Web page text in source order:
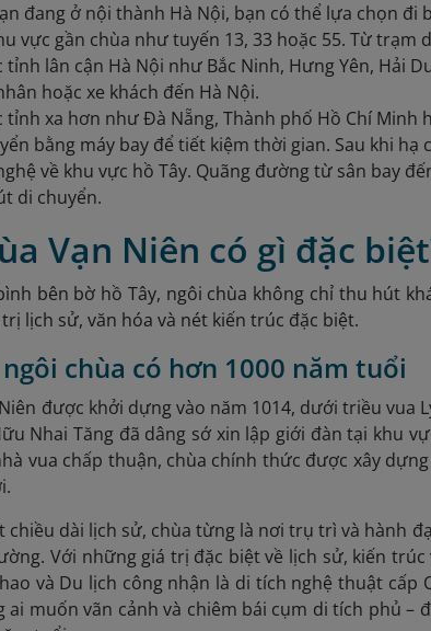
đang ở nội thành Hà Nội, bạn có thể lựa chọn đi
vực gần chùa như tuyến 13, 33 hoặc 55. Từ
tỉnh lân cận Hà Nội như Bắc Ninh, Hưng Yên, Hải
hoặc xe khách đến Hà Nội.
tỉnh xa hơn như Đà Nẵng, Thành phố Hồ Chí
bằng máy bay để tiết kiệm thời gian. Sau khi
về khu vực hồ Tây. Quãng đường từ sân bay
di chuyển.
Vạn Niên có gì đặc
bên bờ hồ Tây, ngôi chùa không chỉ thu hút
lịch sử, văn hóa và nét kiến trúc đặc biệt.
ngôi chùa có hơn 1000 năm tuổi
được khởi dựng vào năm 1014, dưới triều vua
Nhai Tăng đã dâng sớ xin lập giới đàn tại khu
vua chấp thuận, chùa chính thức được xây
chiều dài lịch sử, chùa từng là nơi trụ trì và hành
Với những giá trị đặc biệt về lịch sử, kiến
và Du lịch công nhận là di tích nghệ thuật
ai muốn vãn cảnh và chiêm bái cụm di tích phủ –